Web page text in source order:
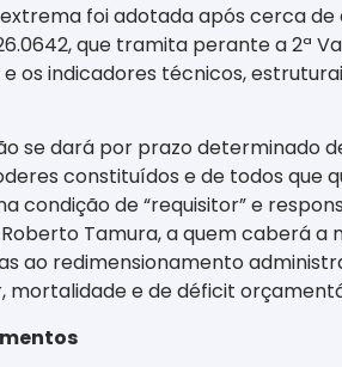
foi adotada após cerca de
que tramita perante a 2ª
os indicadores técnicos,
se dará por prazo determinado
constituídos e de todos
condição de “requisitor” e
Roberto Tamura, a quem caberá
ao redimensionamento
mortalidade e de déficit